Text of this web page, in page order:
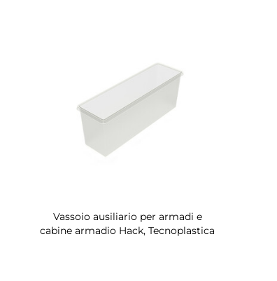
Vassoio ausiliario per armadi e
cabine armadio Hack, Tecnoplastica